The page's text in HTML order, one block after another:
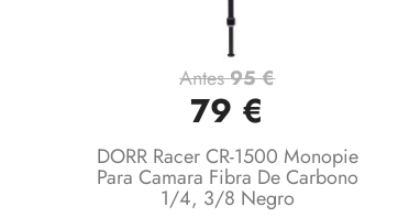
Vista rápida
Antes95 €
79 €
DORR Racer CR-1500 Monopie
Para Camara Fibra De Carbono
1/4, 3/8 Negro